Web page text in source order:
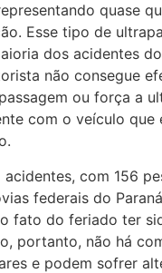
quase
Esse tipo de
dos acidentes
não consegue
ou força a
com o veículo que
acidentes, com 156
federais do
fato do feriado ter
portanto, não há
e podem sofrer